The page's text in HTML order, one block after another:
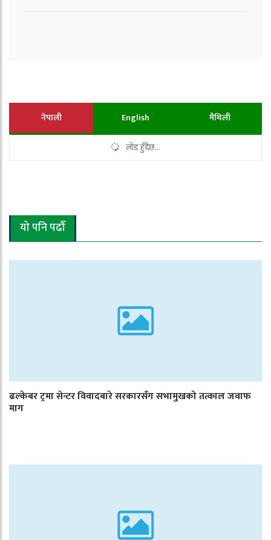
नेपाली English मैथिली
लोड हुँदैछ...
यो पनि पढौँ
ढल्केबर ट्रमा सेन्टर विवादबारे सरकारसँग सभामुखको तत्काल जवाफ
माग